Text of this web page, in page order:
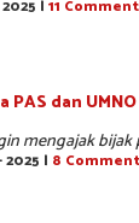
| 11
PAS dan
mengajak bijak
2025 | 8